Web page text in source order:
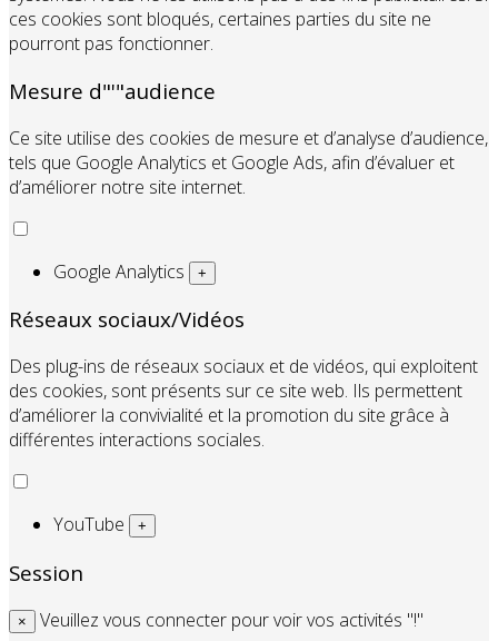
ces cookies sont bloqués, certaines parties du site ne
pourront pas fonctionner.
Mesure d"'"audience
Ce site utilise des cookies de mesure et d’analyse d’audience,
tels que Google Analytics et Google Ads, afin d’évaluer et
d’améliorer notre site internet.
Google Analytics +
Réseaux sociaux/Vidéos
Des plug-ins de réseaux sociaux et de vidéos, qui exploitent
des cookies, sont présents sur ce site web. Ils permettent
d’améliorer la convivialité et la promotion du site grâce à
différentes interactions sociales.
YouTube +
Session
× Veuillez vous connecter pour voir vos activités "!"